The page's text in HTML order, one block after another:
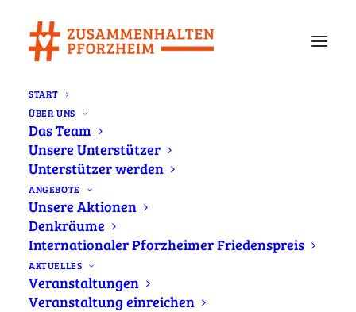
START
ÜBER UNS
Das Team
Unsere Unterstützer
Unterstützer werden
ANGEBOTE
Unsere Aktionen
Denkräume
Internationaler Pforzheimer Friedenspreis
AKTUELLES
Veranstaltungen
Veranstaltung einreichen
Herzliche Einladung #zusammenhalten
Pforzheim setzt Zeichen zur geplanten AfD-
Veranstaltung im CCP am 2. April 2024
Herzliche Einladung #zusammenhalten Pforzheim setzt